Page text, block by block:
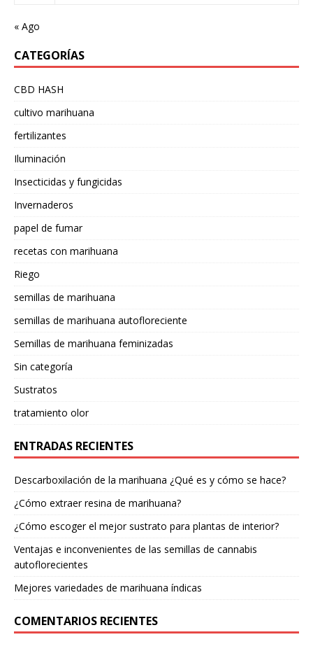
« Ago
CATEGORÍAS
CBD HASH
cultivo marihuana
fertilizantes
Iluminación
Insecticidas y fungicidas
Invernaderos
papel de fumar
recetas con marihuana
Riego
semillas de marihuana
semillas de marihuana autofloreciente
Semillas de marihuana feminizadas
Sin categoría
Sustratos
tratamiento olor
ENTRADAS RECIENTES
Descarboxilación de la marihuana ¿Qué es y cómo se hace?
¿Cómo extraer resina de marihuana?
¿Cómo escoger el mejor sustrato para plantas de interior?
Ventajas e inconvenientes de las semillas de cannabis
autoflorecientes
Mejores variedades de marihuana índicas
COMENTARIOS RECIENTES